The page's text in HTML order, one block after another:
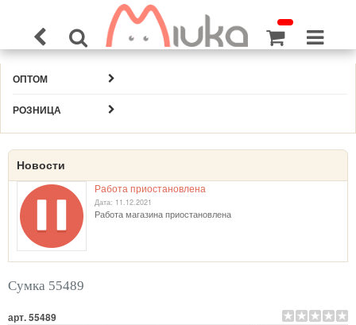
ОПТОМ
РОЗНИЦА
Новости
Работа приостановлена
Дата: 11.12.2021
Работа магазина приостановлена
Сумка 55489
арт. 55489